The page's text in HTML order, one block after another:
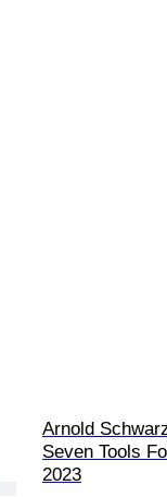
Arnold
Seven Tools
2023